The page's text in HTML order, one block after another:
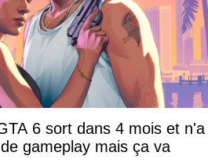
6 sort dans 4 mois et n'a
gameplay mais ça va